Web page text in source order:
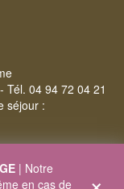
Tél. 04 94 72 04 21
séjour :
| Notre
en cas de